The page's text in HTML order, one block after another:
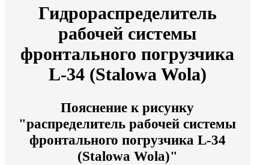
Гидрораспределитель
рабочей системы
фронтального погрузчика
L-34 (Stalowa Wola)
Пояснение к рисунку
"распределитель рабочей системы
фронтального погрузчика L-34
(Stalowa Wola)"